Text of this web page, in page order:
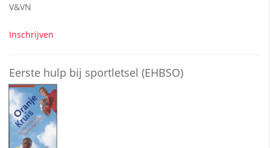
V&VN
Inschrijven
Eerste hulp bij sportletsel (EHBSO)